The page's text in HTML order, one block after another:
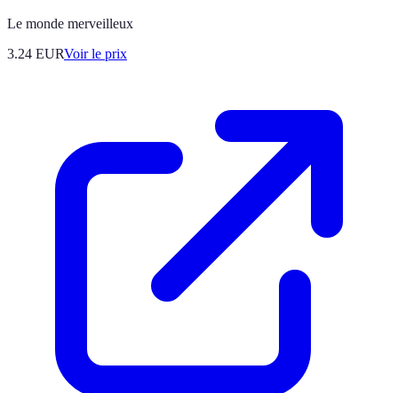
Le monde merveilleux
3.24 EURVoir le prix